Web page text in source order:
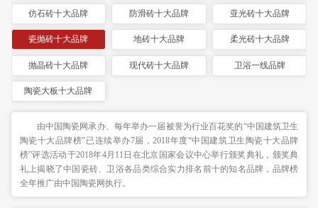
仿石砖十大品牌 防滑砖十大品牌 亚光砖十大品牌
瓷抛砖十大品牌 地砖十大品牌 柔光砖十大品牌
抛晶砖十大品牌 现代砖十大品牌 卫浴一线品牌
陶瓷大板十大品牌
由中国陶瓷网承办、每年举办一届被誉为行业百花奖的“中国建筑卫生
陶瓷十大品牌榜”已连续举办7届，2018年度“中国建筑卫生陶瓷十大品牌
榜”评选活动于2018年4月11日在北京国家会议中心举行颁奖典礼，颁奖典
礼上揭晓了中国瓷砖、卫浴各品类综合实力排名前十的知名品牌，品牌榜
全年推广由中国陶瓷网执行。